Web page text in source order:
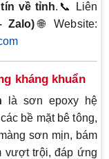
về tỉnh.📞 Liên
Zalo)🌐 Website:
kháng khuẩn
là sơn epoxy hệ
bề mặt bê tông,
sơn mịn, bám
vượt trội, đáp ứng